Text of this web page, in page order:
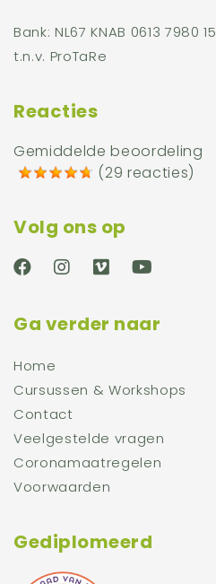
Bank: NL67 KNAB 0613 7980 15
t.n.v. ProTaRe
Reacties
Gemiddelde beoordeling
(29 reacties)
Volg ons op
Ga verder naar
Home
Cursussen & Workshops
Contact
Veelgestelde vragen
Coronamaatregelen
Voorwaarden
Gediplomeerd